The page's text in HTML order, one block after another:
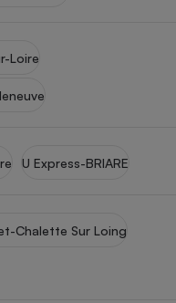
Loire
U Express-BRIARE
Chalette Sur Loing